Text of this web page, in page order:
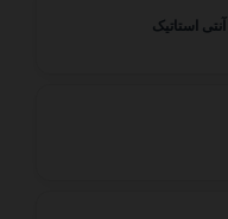
استاتیک